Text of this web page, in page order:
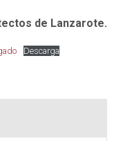
de Lanzarote.
Descarga